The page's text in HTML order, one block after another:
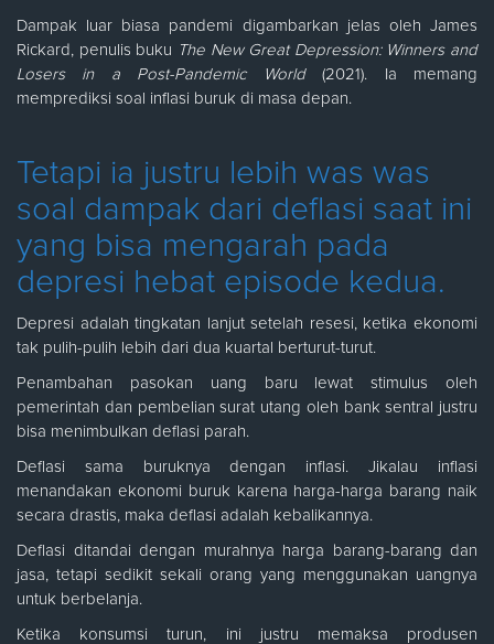
Dampak luar biasa pandemi digambarkan jelas oleh James
Rickard, penulis buku The New Great Depression: Winners and
Losers in a Post-Pandemic World(2021). Ia memang
memprediksi soal inflasi buruk di masa depan.
Tetapi ia justru lebih was was
soal dampak dari deflasi saat ini
yang bisa mengarah pada
depresi hebat episode kedua.
Depresi adalah tingkatan lanjut setelah resesi, ketika ekonomi
tak pulih-pulih lebih dari dua kuartal berturut-turut.
Penambahan pasokan uang baru lewat stimulus oleh
pemerintah dan pembelian surat utang oleh bank sentral justru
bisa menimbulkan deflasi parah.
Deflasi sama buruknya dengan inflasi. Jikalau inflasi
menandakan ekonomi buruk karena harga-harga barang naik
secara drastis, maka deflasi adalah kebalikannya.
Deflasi ditandai dengan murahnya harga barang-barang dan
jasa, tetapi sedikit sekali orang yang menggunakan uangnya
untuk berbelanja.
Ketika konsumsi turun, ini justru memaksa produsen